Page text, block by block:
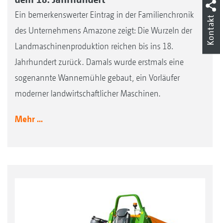
Ein bemerkenswerter Eintrag in der Familienchronik
des Unternehmens Amazone zeigt: Die Wurzeln der
Landmaschinenproduktion reichen bis ins 18.
Jahrhundert zurück. Damals wurde erstmals eine
sogenannte Wannemühle gebaut, ein Vorläufer
moderner landwirtschaftlicher Maschinen.
Mehr ...
Kontakt